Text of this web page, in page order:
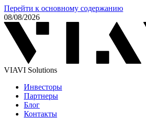
Перейти к основному содержанию
08/08/2026
VIAVI Solutions
Инвесторы
Партнеры
Блог
Контакты